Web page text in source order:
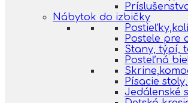
Nábytok do izbičky
Postele pre
Stany, týpí,
Posteľná
Písacie
Jedálenské